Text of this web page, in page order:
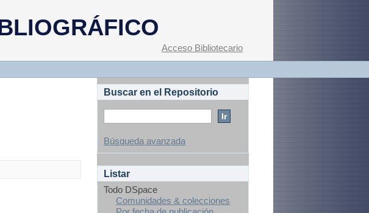
Acceso Bibliotecario
Buscar en el Repositorio
Búsqueda avanzada
Listar
Todo DSpace
Comunidades & colecciones